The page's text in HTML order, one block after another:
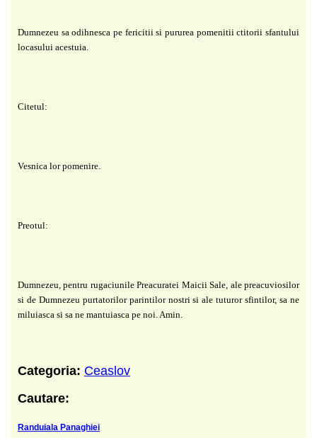
Dumnezeu sa odihnesca pe fericitii si pururea pomenitii ctitorii sfantului
locasului acestuia.
Citetul:
Vesnica lor pomenire.
Preotul:
Dumnezeu, pentru rugaciunile Preacuratei Maicii Sale, ale preacuviosilor
si de Dumnezeu purtatorilor parintilor nostri si ale tuturor sfintilor, sa ne
miluiasca si sa ne mantuiasca pe noi. Amin.
Categoria: Ceaslov
Cautare:
Randuiala Panaghiei